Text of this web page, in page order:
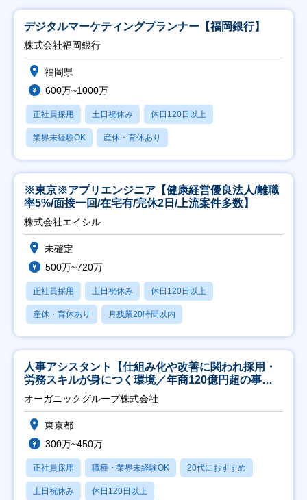
デジタルマーケティングプランナー【福岡銀行】
株式会社福岡銀行
福岡県
600万~1000万
正社員採用 土日祝休み 休日120日以上
業界未経験OK 産休・育休あり
※東京※アプリエンジニア【健康経営優良法人/離職
率5%/面接一回/在宅有/完休2日/上流案件多数】
株式会社エイシル
未確定
500万~720万
正社員採用 土日祝休み 休日120日以上
産休・育休あり 月残業20時間以内
人事アシスタント【仕組み化や改善に関われ採用・
労務スキルが身につく環境／年商120億円超の事業
会社】
オーガニックグループ株式会社
東京都
300万~450万
正社員採用 職種・業界未経験OK 20代におすすめ
土日祝休み 休日120日以上